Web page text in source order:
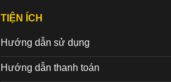
TIỆN ÍCH
Hướng dẫn sử dụng
Hướng dẫn thanh toán